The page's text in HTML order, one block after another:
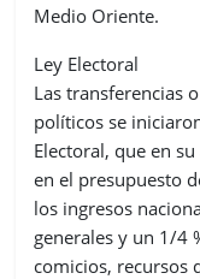
Medio Oriente.
Ley Electoral
Las transferencias
políticos se
Electoral, que en
en el presupuesto
los ingresos
generales y un 1/4
comicios, recursos